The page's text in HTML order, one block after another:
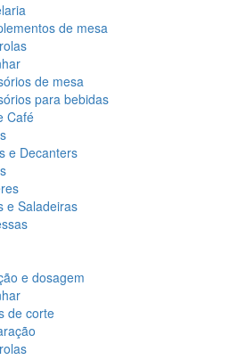
de mesa
de mesa
para bebidas
Café
e Decanters
e Saladeiras
e dosagem
de corte